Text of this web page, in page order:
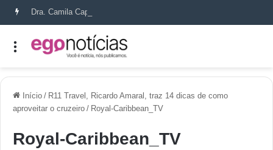
Início / R11 Travel, Ricardo Amaral, traz 14 dicas de como
aproveitar o cruzeiro / Royal-Caribbean_TV
Royal-Caribbean_TV